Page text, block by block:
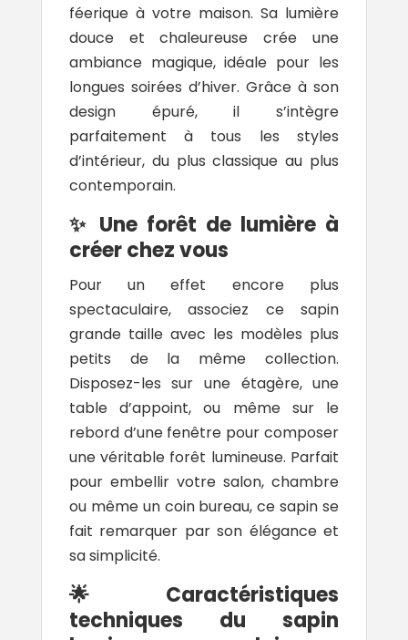
féerique à votre maison. Sa lumière
douce et chaleureuse crée une
ambiance magique, idéale pour les
longues soirées d’hiver. Grâce à son
design épuré, il s’intègre
parfaitement à tous les styles
d’intérieur, du plus classique au plus
contemporain.
✨ Une forêt de lumière à
créer chez vous
Pour un effet encore plus
spectaculaire, associez ce sapin
grande taille avec les modèles plus
petits de la même collection.
Disposez-les sur une étagère, une
table d’appoint, ou même sur le
rebord d’une fenêtre pour composer
une véritable forêt lumineuse. Parfait
pour embellir votre salon, chambre
ou même un coin bureau, ce sapin se
fait remarquer par son élégance et
sa simplicité.
🌟 Caractéristiques
techniques du sapin